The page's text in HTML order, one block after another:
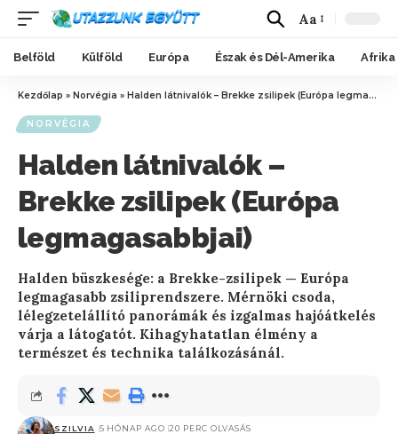
Aa
Belföld Külföld Európa Észak és Dél-Amerika Afrika
Kezdőlap » Norvégia » Halden látnivalók – Brekke zsilipek (Európa legmagasabbjai)
NORVÉGIA
Halden látnivalók –
Brekke zsilipek (Európa
legmagasabbjai)
Halden büszkesége: a Brekke-zsilipek — Európa
legmagasabb zsiliprendszere. Mérnöki csoda,
lélegzetelállító panorámák és izgalmas hajóátkelés
várja a látogatót. Kihagyhatatlan élmény a
természet és technika találkozásánál.
SZILVIA 5 HÓNAP AGO 20 PERC OLVASÁS